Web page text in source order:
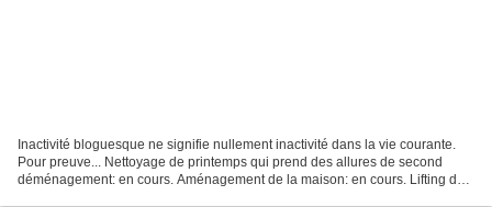
Inactivité bloguesque ne signifie nullement inactivité dans la vie courante.
Pour preuve... Nettoyage de printemps qui prend des allures de second
déménagement: en cours. Aménagement de la maison: en cours. Lifting du